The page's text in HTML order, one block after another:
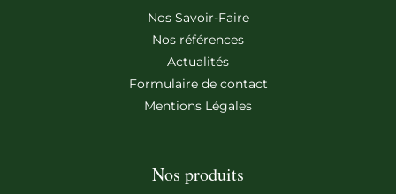
Nos Savoir-Faire
Nos références
Actualités
Formulaire de contact
Mentions Légales
Nos produits